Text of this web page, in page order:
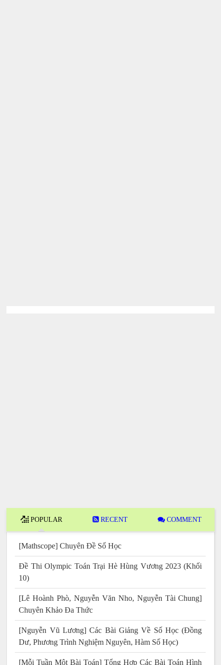
POPULAR RECENT COMMENT
[Mathscope] Chuyên Đề Số Học
Đề Thi Olympic Toán Trại Hè Hùng Vương 2023 (Khối
10)
[Lê Hoành Phò, Nguyễn Văn Nho, Nguyễn Tài Chung]
Chuyên Khảo Đa Thức
[Nguyễn Vũ Lương] Các Bài Giảng Về Số Học (Đồng
Dư, Phương Trình Nghiệm Nguyên, Hàm Số Học)
[Mỗi Tuần Một Bài Toán] Tổng Hợp Các Bài Toán Hình